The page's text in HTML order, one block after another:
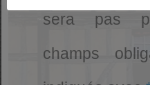
sera pas
champs